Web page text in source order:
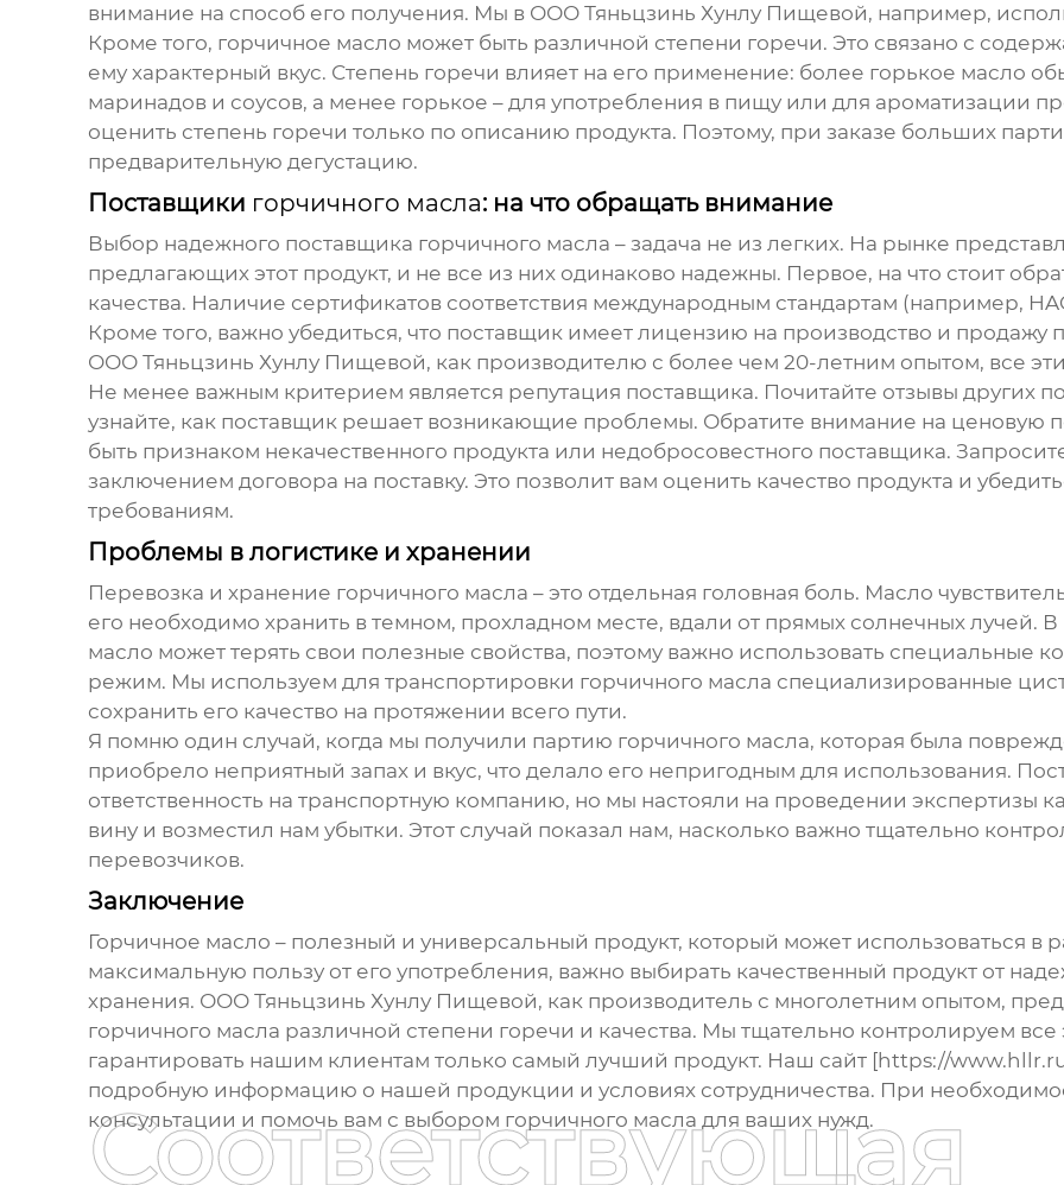
внимание на способ его получения. Мы в ООО Тяньцзинь Хунлу Пищевой, например,
Кроме того, горчичное масло может быть различной степени горечи. Это связано с
ему характерный вкус. Степень горечи влияет на его применение: более горькое масло
маринадов и соусов, а менее горькое – для употребления в пищу или для ароматизации
оценить степень горечи только по описанию продукта. Поэтому, при заказе больших
предварительную дегустацию.
Поставщики горчичного масла: на что обращать внимание
Выбор надежного поставщика горчичного масла – задача не из легких. На рынке
предлагающих этот продукт, и не все из них одинаково надежны. Первое, на что стоит
качества. Наличие сертификатов соответствия международным стандартам (например,
Кроме того, важно убедиться, что поставщик имеет лицензию на производство и
ООО Тяньцзинь Хунлу Пищевой, как производителю с более чем 20-летним опытом, все
Не менее важным критерием является репутация поставщика. Почитайте отзывы других
узнайте, как поставщик решает возникающие проблемы. Обратите внимание на ценовую
быть признаком некачественного продукта или недобросовестного поставщика.
заключением договора на поставку. Это позволит вам оценить качество продукта и
требованиям.
Проблемы в логистике и хранении
Перевозка и хранение горчичного масла – это отдельная головная боль. Масло
его необходимо хранить в темном, прохладном месте, вдали от прямых солнечных лучей.
масло может терять свои полезные свойства, поэтому важно использовать специальные
режим. Мы используем для транспортировки горчичного масла специализированные
сохранить его качество на протяжении всего пути.
Я помню один случай, когда мы получили партию горчичного масла, которая была
приобрело неприятный запах и вкус, что делало его непригодным для использования.
ответственность на транспортную компанию, но мы настояли на проведении экспертизы
вину и возместил нам убытки. Этот случай показал нам, насколько важно тщательно
перевозчиков.
Заключение
Горчичное масло – полезный и универсальный продукт, который может использоваться в
максимальную пользу от его употребления, важно выбирать качественный продукт от
хранения. ООО Тяньцзинь Хунлу Пищевой, как производитель с многолетним опытом,
горчичного масла различной степени горечи и качества. Мы тщательно контролируем
гарантировать нашим клиентам только самый лучший продукт. Наш сайт [https://
подробную информацию о нашей продукции и условиях сотрудничества. При
консультации и помочь вам с выбором горчичного масла для ваших нужд.
Соответствующая